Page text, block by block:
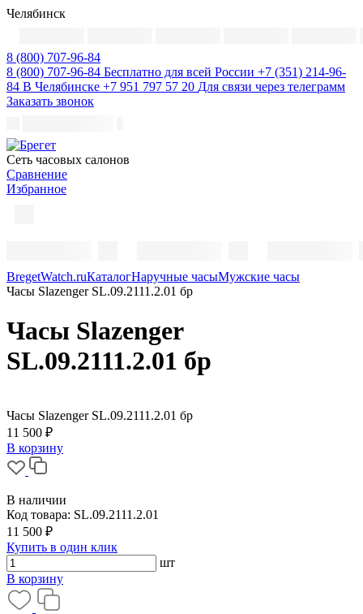
Челябинск
8 (800) 707-96-84
8 (800) 707-96-84 Бесплатно для всей России +7 (351) 214-96-
84 В Челябинске +7 951 797 57 20 Для связи через телеграмм
Заказать звонок
Cеть часовых салонов
Сравнение
Избранное
BregetWatch.ruКаталогНаручные часыМужские часы
Часы Slazenger SL.09.2111.2.01 бр
Часы Slazenger
SL.09.2111.2.01 бр
Часы Slazenger SL.09.2111.2.01 бр
11 500 ₽
В корзину
В наличии
Код товара: SL.09.2111.2.01
11 500 ₽
Купить в один клик
шт
В корзину